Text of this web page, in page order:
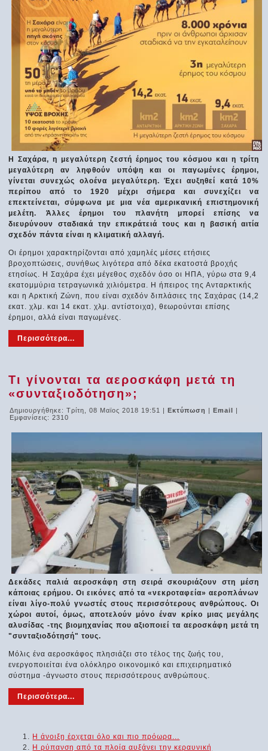
Η Σαχάρα, η μεγαλύτερη ζεστή έρημος του κόσμου και η τρίτη
μεγαλύτερη αν ληφθούν υπόψη και οι παγωμένες έρημοι,
γίνεται συνεχώς ολοένα μεγαλύτερη. Έχει αυξηθεί κατά 10%
περίπου από το 1920 μέχρι σήμερα και συνεχίζει να
επεκτείνεται, σύμφωνα με μια νέα αμερικανική επιστημονική
μελέτη. Άλλες έρημοι του πλανήτη μπορεί επίσης να
διευρύνουν σταδιακά την επικράτειά τους και η βασική αιτία
σχεδόν πάντα είναι η κλιματική αλλαγή.
Οι έρημοι χαρακτηρίζονται από χαμηλές μέσες ετήσιες
βροχοπτώσεις, συνήθως λιγότερα από δέκα εκατοστά βροχής
ετησίως. Η Σαχάρα έχει μέγεθος σχεδόν όσο οι ΗΠΑ, γύρω στα 9,4
εκατομμύρια τετραγωνικά χιλιόμετρα. Η ήπειρος της Ανταρκτικής
και η Αρκτική Ζώνη, που είναι σχεδόν διπλάσιες της Σαχάρας (14,2
εκατ. χλμ. και 14 εκατ. χλμ. αντίστοιχα), θεωρούνται επίσης
έρημοι, αλλά είναι παγωμένες.
Περισσότερα...
Τι γίνονται τα αεροσκάφη μετά τη
«συνταξιοδότηση»;
Δημιουργήθηκε: Τρίτη, 08 Μαϊος 2018 19:51 |Εκτύπωση |Email |
Εμφανίσεις: 2310
Δεκάδες παλιά αεροσκάφη στη σειρά σκουριάζουν στη μέση
κάποιας ερήμου. Οι εικόνες από τα «νεκροταφεία» αεροπλάνων
είναι λίγο-πολύ γνωστές στους περισσότερους ανθρώπους. Οι
χώροι αυτοί, όμως, αποτελούν μόνο έναν κρίκο μιας μεγάλης
αλυσίδας -της βιομηχανίας που αξιοποιεί τα αεροσκάφη μετά τη
"συνταξιοδότησή" τους.
Μόλις ένα αεροσκάφος πλησιάζει στο τέλος της ζωής του,
ενεργοποιείται ένα ολόκληρο οικονομικό και επιχειρηματικό
σύστημα -άγνωστο στους περισσότερους ανθρώπους.
Περισσότερα...
Η άνοιξη έρχεται όλο και πιο πρόωρα...
Η ρύπανση από τα πλοία αυξάνει την κεραυνική